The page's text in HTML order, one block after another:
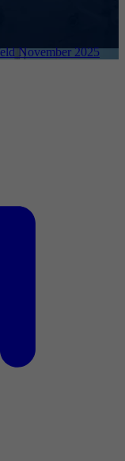
November 2025